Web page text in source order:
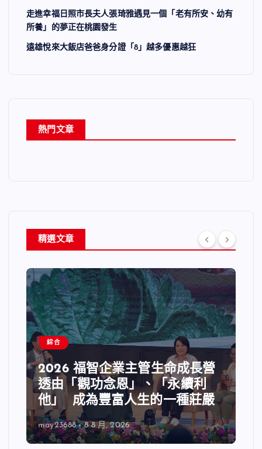
走進幸福日照市長夫人張琦雅遇見一個「老有所安、幼有
所養」的夢正在桃園發生
遠雄悅來大飯店爸爸身分證「8」越多優惠越狂
熱門文章
精選文章
綜合
2026 福智企業主管生命成長營
透由「觀功念恩」、「永續利
他」 成為豐富人生的一種莊嚴
may23688 8 8 月, 2026